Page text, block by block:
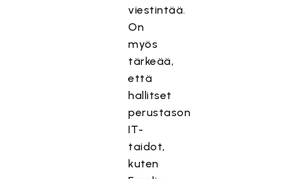
viestintää.
On
myös
tärkeää,
että
hallitset
perustason
IT-
taidot,
kuten